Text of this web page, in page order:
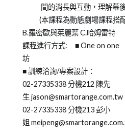
間的消長與互動，理解幕後
(本課程為動態劇場課程搭配
B.羅密歐與茱麗葉 C.哈姆雷特
課程進行方式: ■ One on
坊
■ 訓練洽詢/專案設計：
02-27335338 分機212 陳先
生 jason@smartorange.com.tw
02-27335338 分機213 彭小
姐